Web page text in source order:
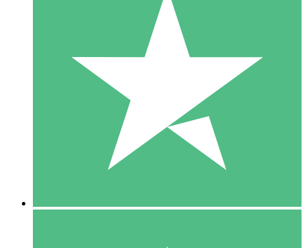
Individuelle Credit-Pakete
Zahlen Sie nach Bedarf mit Download-Credits. Keine
monatliche Verpflichtung erforderlich.
10 00